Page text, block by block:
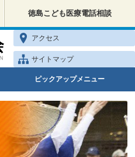
徳島こども医療電話相談
アクセス
サイトマップ
ピックアップメニュー